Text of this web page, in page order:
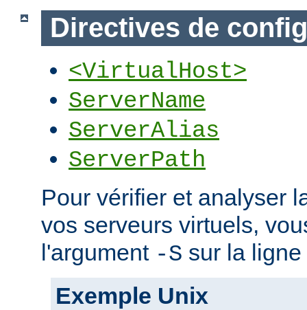
Directives de
<VirtualHost>
ServerName
ServerAlias
ServerPath
Pour vérifier et analyser
vos serveurs virtuels,
l'argument -S sur la
Exemple Unix